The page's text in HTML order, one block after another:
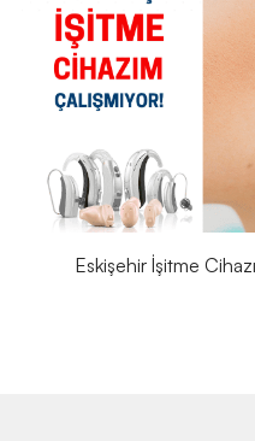
Eskişehir İşitme